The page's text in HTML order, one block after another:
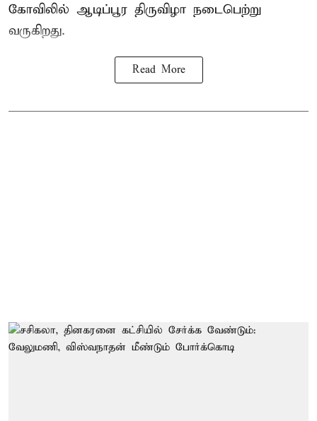
கோவிலில் ஆடிப்பூர திருவிழா நடைபெற்று
வருகிறது.
Read More